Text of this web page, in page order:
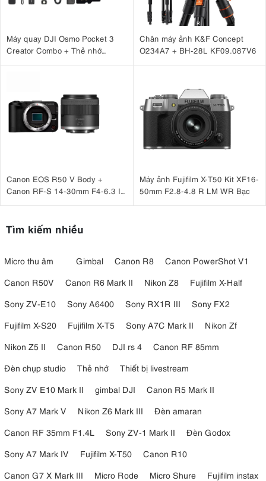
Máy quay DJI Osmo Pocket 3
Creator Combo + Thẻ nhớ
Chân máy ảnh K&F Concept
O234A7 + BH-28L KF09.087V6
Canon EOS R50 V Body +
Canon RF-S 14-30mm F4-6.3 IS
Máy ảnh Fujifilm X-T50 Kit XF16-
50mm F2.8-4.8 R LM WR Bạc
Tìm kiếm nhiều
Micro thu âm Gimbal Canon R8
Canon PowerShot V1
Canon R50V
Canon R6 Mark II Nikon Z8
Fujifilm X-Half
Sony ZV-E10
Sony A6400 Sony RX1R III
Sony FX2
Fujifilm X-S20
Fujifilm X-T5 Sony A7C Mark II
Nikon Zf
Nikon Z5 II
Canon R50 DJI rs 4
Canon RF 85mm
Đèn chụp studio
Thẻ nhớ
Thiết bị livestream
Sony ZV E10 Mark II
gimbal DJI
Canon R5 Mark II
Sony A7 Mark V
Nikon Z6 Mark III
Đèn amaran
Canon RF 35mm F1.4L
Sony ZV-1 Mark II
Đèn Godox
Sony A7 Mark IV
Fujifilm X-T50
Canon R10
Canon G7 X Mark III
Micro Rode Micro Shure
Fujifilm instax